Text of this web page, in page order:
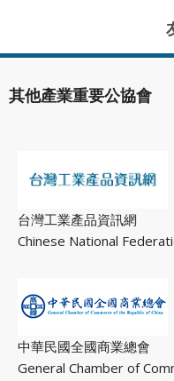
其他產業重要公協會
台灣工業產品資訊網
Chinese National
中華民國全國商業總會
General Chamber of